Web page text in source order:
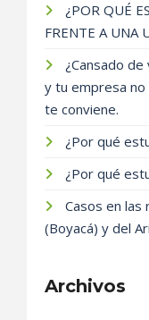
¿POR QUÉ
FRENTE A UNA
¿Cansado
y tu empresa no
te conviene.
¿Por qué
¿Por qué
Casos en las
(Boyacá) y del
Archivos